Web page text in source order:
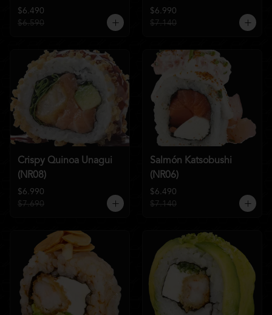
$6.490
$6.590
$6.990
$7.140
Crispy Quinoa Unagui
(NR08)
$6.990
$7.690
Salmón Katsobushi
(NR06)
$6.490
$7.140